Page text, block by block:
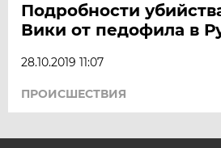
Подробности
Вики от педофила в
28.10.2019 11:07
ПРОИСШЕСТВИЯ